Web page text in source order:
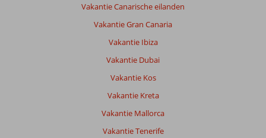
Vakantie Canarische eilanden
Vakantie Gran Canaria
Vakantie Ibiza
Vakantie Dubai
Vakantie Kos
Vakantie Kreta
Vakantie Mallorca
Vakantie Tenerife